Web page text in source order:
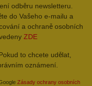
odběru newsletteru.
do Vašeho e-mailu a
a ochraně osobních
ZDE
to chcete udělat,
oznámení.
Zásady ochrany osobních